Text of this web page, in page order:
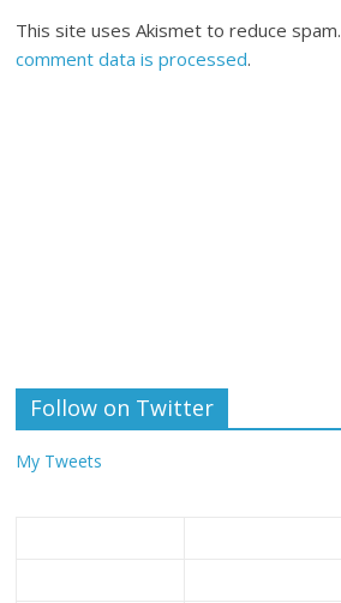
This site uses Akismet to reduce spam.
comment data is processed.
Follow on Twitter
My Tweets